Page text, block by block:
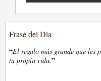
Frase del Día
“El regalo más grande que les
tu propia vida.”